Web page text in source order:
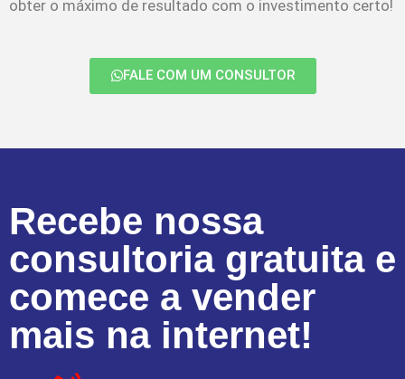
obter o máximo de resultado com o investimento certo!
FALE COM UM CONSULTOR
Recebe nossa
consultoria gratuita e
comece a vender
mais na internet!